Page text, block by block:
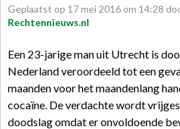
Geplaatst op 17mei 2016 om 14:28
Rechtennieuws.nl
Een 23-jarige man uit Utrecht is
Nederland veroordeeld tot een
maanden voor het maandenlang
cocaïne. De verdachte wordt
doodslag omdat er onvoldoende